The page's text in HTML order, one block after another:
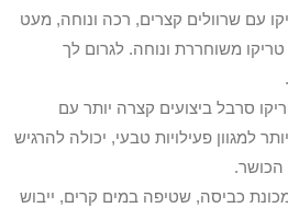
עם שרוולים קצרים, רכה ונוחה, מעט
משוחררת ונוחה. לגרום לך
סרבל ביצועים קצרה יותר עם
למגוון פעילויות טבעי, יכולה להרגיש
הכושר.
כביסה, שטיפה במים קרים, ייבוש